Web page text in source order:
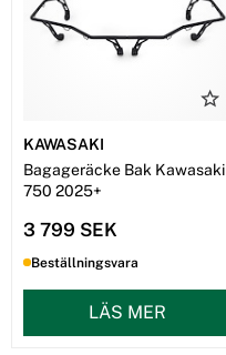
KAWASAKI
Bagageräcke Bak Kawasaki
750 2025+
3 799 SEK
Beställningsvara
LÄS MER